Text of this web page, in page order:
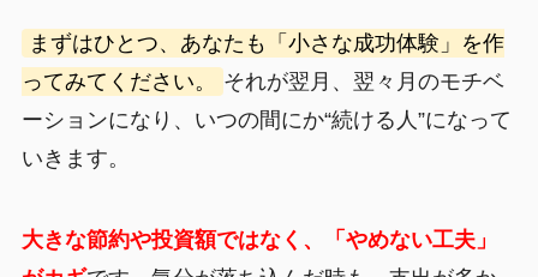
まずはひとつ、あなたも「小さな成功体験」を作
ってみてください。
それが翌月、翌々月のモチベ
ーションになり、いつの間にか“続ける人”になって
いきます。
大きな節約や投資額ではなく、「やめない工夫」